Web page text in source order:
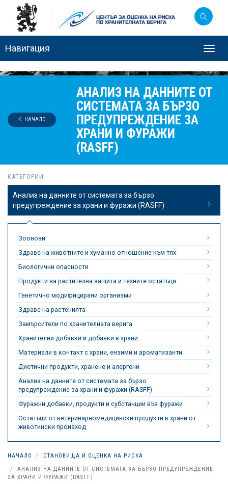
Навигация
АНАЛИЗ НА ДАННИТЕ ОТ
СИСТЕМАТА ЗА БЪРЗО
ПРЕДУПРЕЖДЕНИЕ ЗА
ХРАНИ И ФУРАЖИ
(RASFF)
НАЧАЛО
КАТЕГОРИИ
Анализ на данните от системата за бързо
предупреждение за храни и фуражи (RASFF)
Зоонози
Здраве на животните и хуманно отношение към тях
Биологични опасности
Продукти за растителна защита и техните остатъци
Генетично модифицирани организми
Здраве на растенията
Замърсители по хранителната верига
Хранителни добавки и добавки в храни
Материали в контакт с храни, ензими и ароматизанти
Диетични продукти, хранене и алергени
Анализ на данните от системата за бързо
предупреждение за храни и фуражи (RASFF)
Фуражни добавки, продукти и субстанции във фуражи
Остатъци от ветеринарномедицински продукти в храни от
животински произход
НАЧАЛО
СТАНОВИЩА И ОЦЕНКА НА РИСКА
АНАЛИЗ НА ДАННИТЕ ОТ СИСТЕМАТА ЗА БЪРЗО ПРЕДУПРЕЖДЕНИЕ
ЗА ХРАНИ И ФУРАЖИ (RASFF)